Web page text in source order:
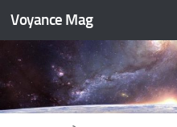
Skip to content
Voyance Mag